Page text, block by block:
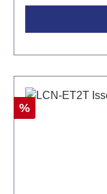
carte a la taille
être imprimée
Réduction
%